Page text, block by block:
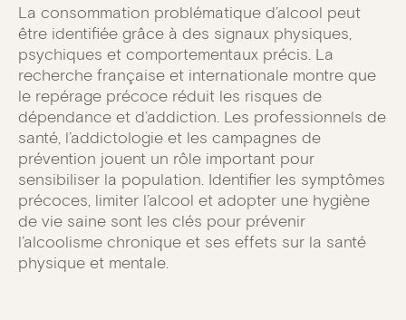
La consommation problématique d’alcool peut
être identifiée grâce à des signaux physiques,
psychiques et comportementaux précis. La
recherche française et internationale montre que
le repérage précoce réduit les risques de
dépendance et d’addiction. Les professionnels de
santé, l’addictologie et les campagnes de
prévention jouent un rôle important pour
sensibiliser la population. Identifier les symptômes
précoces, limiter l’alcool et adopter une hygiène
de vie saine sont les clés pour prévenir
l’alcoolisme chronique et ses effets sur la santé
physique et mentale.